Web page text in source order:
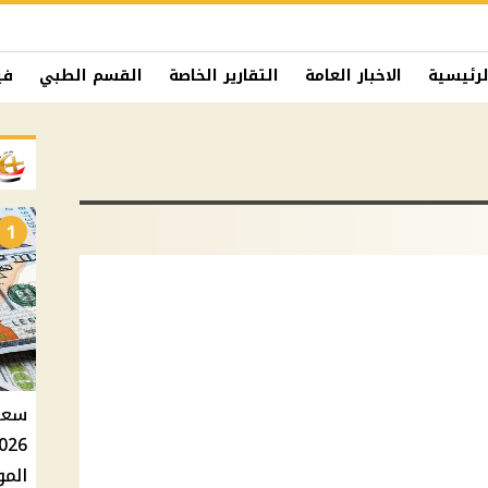
الاخبار العامة التقارير الخاصة القسم الطبي
1